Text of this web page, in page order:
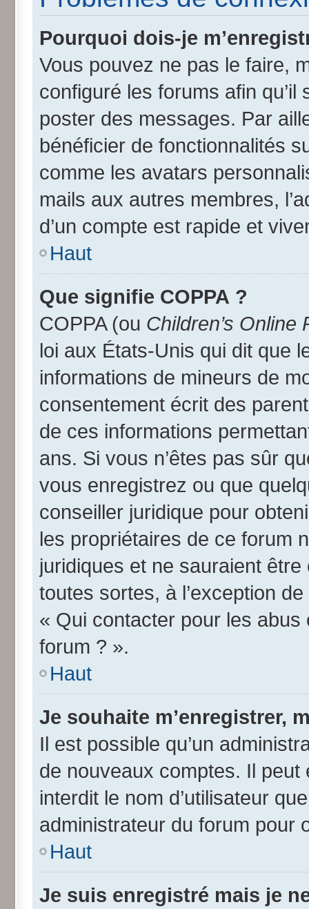
Pourquoi dois-je
Vous pouvez ne pas le faire,
configuré les forums afin
poster des messages. Par
bénéficier de fonctionnalités
comme les avatars
mails aux autres membres,
d’un compte est rapide et
Haut
Que signifie COPPA ?
COPPA (ou Children’s
loi aux États-Unis qui dit que
informations de mineurs de
consentement écrit des
de ces informations
ans. Si vous n’êtes pas sûr
vous enregistrez ou que
conseiller juridique pour
les propriétaires de ce forum
juridiques et ne sauraient
toutes sortes, à l’exception
« Qui contacter pour les
forum ? ».
Haut
Je souhaite m’enregistrer,
Il est possible qu’un
de nouveaux comptes. Il
interdit le nom d’utilisateur
administrateur du forum pour
Haut
Je suis enregistré mais je